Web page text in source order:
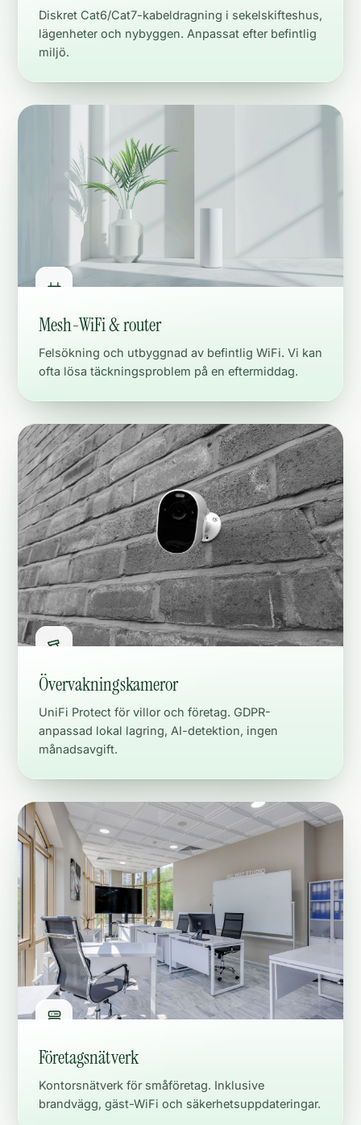
Diskret Cat6/Cat7-kabeldragning i sekelskifteshus,
lägenheter och nybyggen. Anpassat efter befintlig
miljö.
Mesh-WiFi & router
Felsökning och utbyggnad av befintlig WiFi. Vi kan
ofta lösa täckningsproblem på en eftermiddag.
Övervakningskameror
UniFi Protect för villor och företag. GDPR-
anpassad lokal lagring, AI-detektion, ingen
månadsavgift.
Företagsnätverk
Kontorsnätverk för småföretag. Inklusive
brandvägg, gäst-WiFi och säkerhetsuppdateringar.